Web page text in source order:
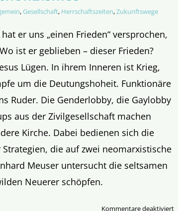
,Gesellschaft, Herrschaftszeiten,Zukunftswege
er uns „einen Frieden“ versprochen,
ist er geblieben – dieser Frieden?
Lügen. In ihrem Inneren ist Krieg,
um die Deutungshoheit. Funktionäre
Ruder. Die Genderlobby, die Gaylobby
aus der Zivilgesellschaft machen
Kirche. Dabei bedienen sich die
die auf zwei neomarxistische
Meuser untersucht die seltsamen
Neuerer schöpfen.
Kommentare deaktiviertfür